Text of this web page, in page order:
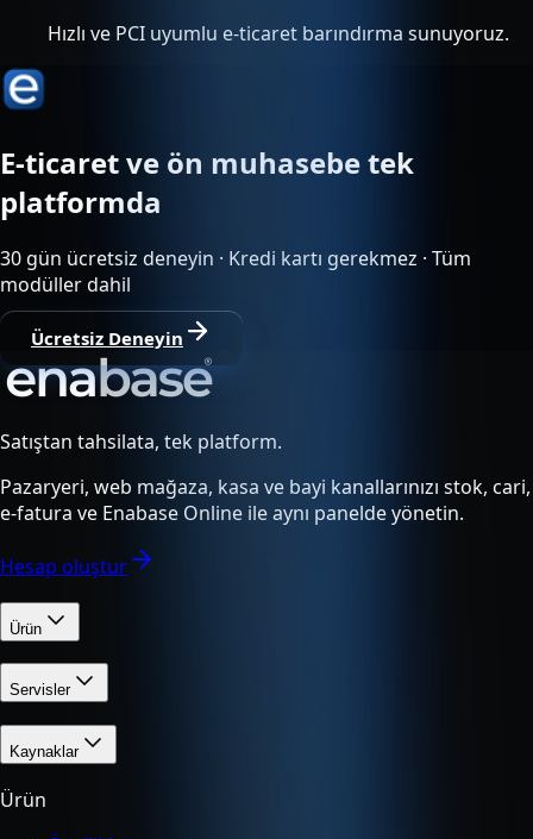
Hızlı ve PCI uyumlu e-ticaret barındırma sunuyoruz.
E-ticaret ve ön muhasebe tek
platformda
30 gün ücretsiz deneyin · Kredi kartı gerekmez · Tüm
modüller dahil
Ücretsiz Deneyin
Satıştan tahsilata, tek platform.
Pazaryeri, web mağaza, kasa ve bayi kanallarınızı stok, cari,
e-fatura ve Enabase Online ile aynı panelde yönetin.
Hesap oluştur
Ürün
Servisler
Kaynaklar
Ürün